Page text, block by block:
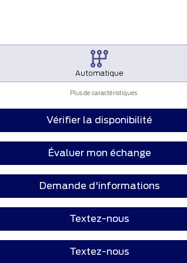
Automatique
Plus de caractéristiques
Vérifier la disponibilité
Évaluer mon échange
Demande d'informations
Textez-nous
Textez-nous